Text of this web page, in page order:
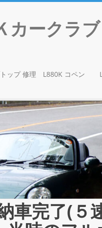
ークラブ
ップ 修理 L880K コペン
完了(５